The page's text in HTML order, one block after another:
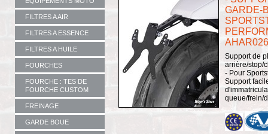
FILTRES A AIR
FILTRES A ESSENCE
FILTRES A HUILE
FOURCHES
FOURCHE : TES DE
FOURCHE CUSTOM
FREINAGE
GARDE BOUE
GARDE-
Support de
arrière/stop/
- Pour
Support
queue/frein/